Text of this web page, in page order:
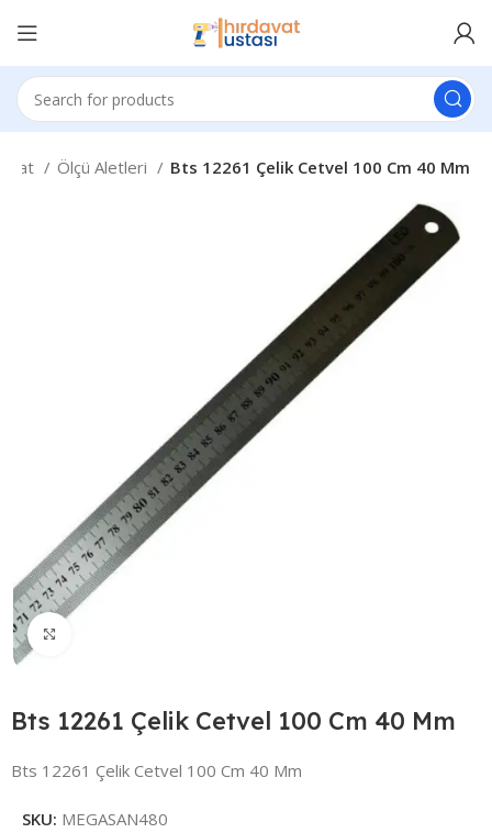
Ölçü Aletleri Bts 12261 Çelik Cetvel 100 Cm 40 Mm
Bts 12261 Çelik Cetvel 100 Cm 40 Mm
Bts 12261 Çelik Cetvel 100 Cm 40 Mm
SKU: MEGASAN480